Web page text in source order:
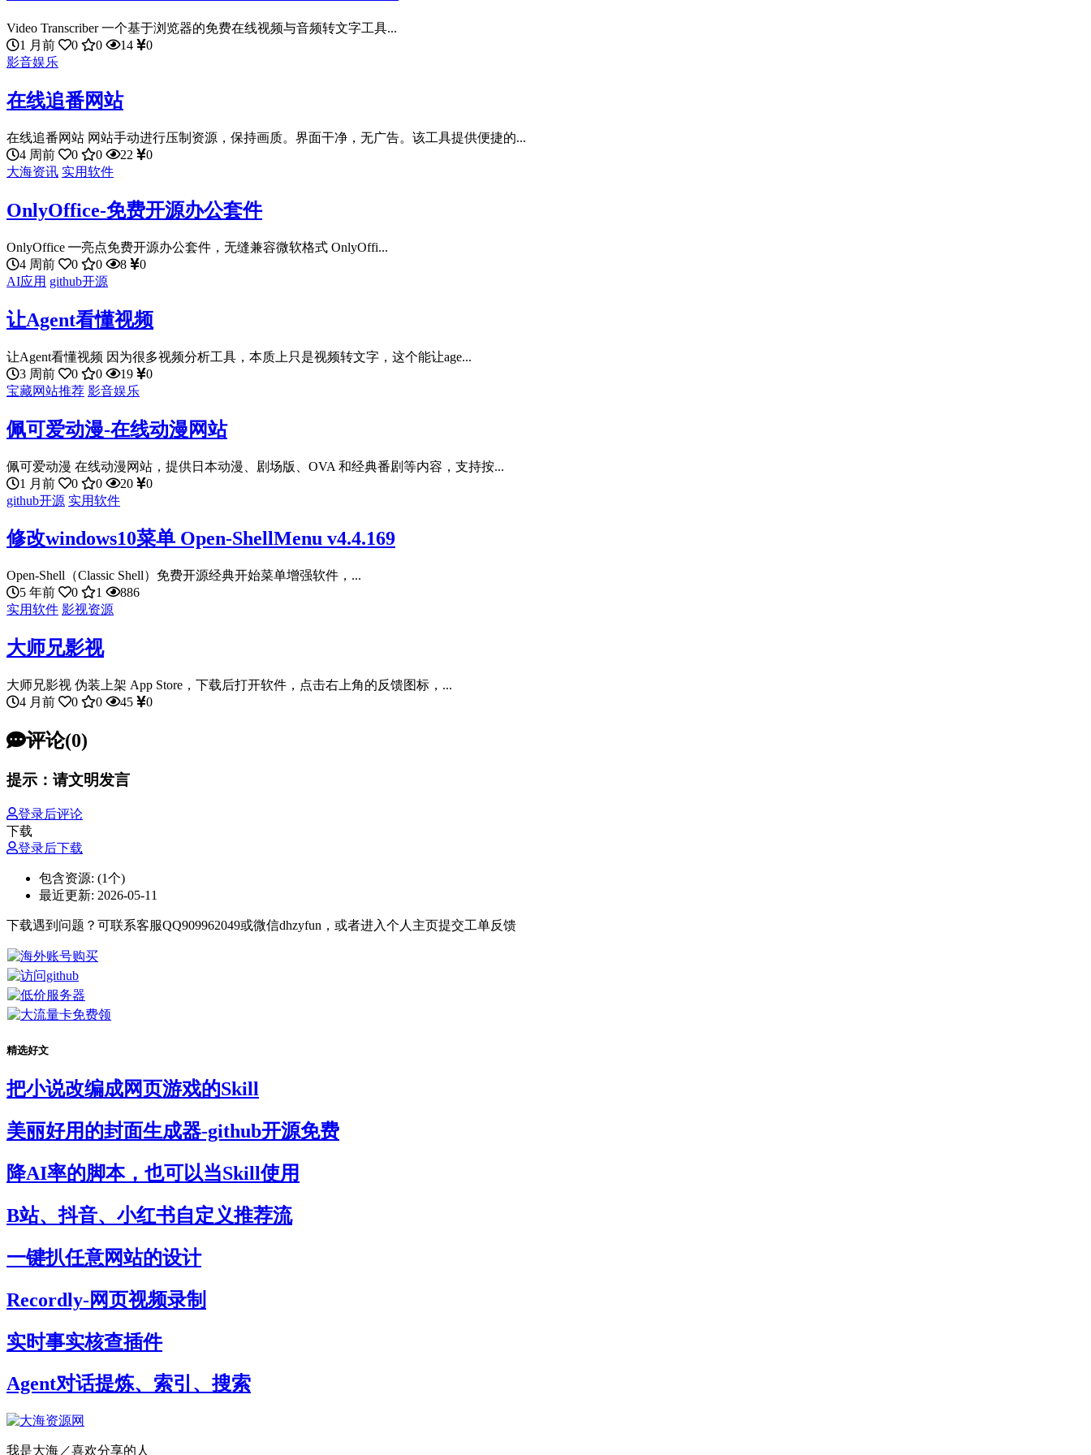
Video Transcriber 一个基于浏览器的免费在线视频与音频转文字工具...
1 月前
0 0 14
0
影音娱乐
在线追番网站
在线追番网站 网站手动进行压制资源，保持画质。界面干净，无广告。该工具提供便捷的...
4 周前
0 0 22
0
大海资讯 实用软件
OnlyOffice-免费开源办公套件
OnlyOffice ━亮点免费开源办公套件，无缝兼容微软格式 OnlyOffi...
4 周前
0 0 8
0
AI应用 github开源
让Agent看懂视频
让Agent看懂视频 因为很多视频分析工具，本质上只是视频转文字，这个能让age...
3 周前
0 0 19
0
宝藏网站推荐 影音娱乐
佩可爱动漫-在线动漫网站
佩可爱动漫 在线动漫网站，提供日本动漫、剧场版、OVA 和经典番剧等内容，支持按...
1 月前
0 0 20
0
github开源 实用软件
修改windows10菜单 Open-ShellMenu v4.4.169
Open-Shell（Classic Shell）免费开源经典开始菜单增强软件，...
5 年前
0 1
886
实用软件 影视资源
大师兄影视
大师兄影视 伪装上架 App Store，下载后打开软件，点击右上角的反馈图标，...
4 月前
0 0 45 0
评论(0)
提示：请文明发言
登录后评论
下载
登录后下载
包含资源: (1个)
最近更新: 2026-05-11
下载遇到问题？可联系客服QQ909962049或微信dhzyfun，或者进入个人主页提交工单反馈
精选好文
把小说改编成网页游戏的Skill
美丽好用的封面生成器-github开源免费
降AI率的脚本，也可以当Skill使用
B站、抖音、小红书自定义推荐流
一键扒任意网站的设计
Recordly-网页视频录制
实时事实核查插件
Agent对话提炼、索引、搜索
我是大海／喜欢分享的人